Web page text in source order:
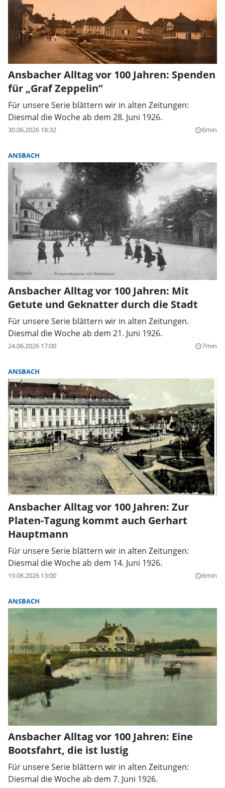
Ansbacher Alltag vor 100 Jahren: Spenden
für „Graf Zeppelin”
Für unsere Serie blättern wir in alten Zeitungen:
Diesmal die Woche ab dem 28. Juni 1926.
30.06.2026 18:32 query_builder6min
ANSBACH
Ansbacher Alltag vor 100 Jahren: Mit
Getute und Geknatter durch die Stadt
Für unsere Serie blättern wir in alten Zeitungen.
Diesmal die Woche ab dem 21. Juni 1926.
24.06.2026 17:00 query_builder7min
ANSBACH
Ansbacher Alltag vor 100 Jahren: Zur
Platen-Tagung kommt auch Gerhart
Hauptmann
Für unsere Serie blättern wir in alten Zeitungen:
Diesmal die Woche ab dem 14. Juni 1926.
19.06.2026 13:00 query_builder6min
ANSBACH
Ansbacher Alltag vor 100 Jahren: Eine
Bootsfahrt, die ist lustig
Für unsere Serie blättern wir in alten Zeitungen:
Diesmal die Woche ab dem 7. Juni 1926.